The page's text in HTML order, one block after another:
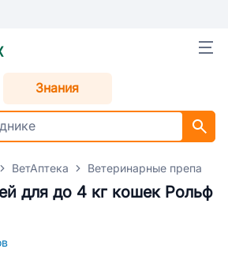
Знания
ВетАптека Ветеринарные
для до 4 кг кошек Рольф